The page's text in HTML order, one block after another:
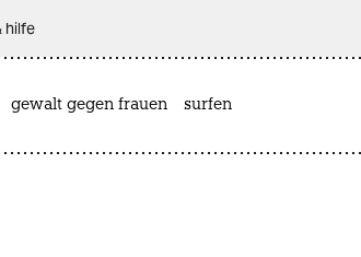
hilfe
gewalt gegen frauen surfen